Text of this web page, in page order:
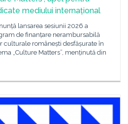
mediului internațional
lansarea sesiunii 2026 a
de finanțare nerambursabilă
culturale românești desfășurate în
„Culture Matters”, menținută din